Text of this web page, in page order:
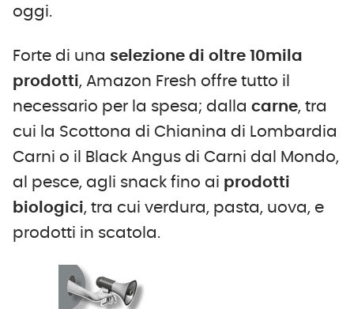
oggi.
Forte di una selezione di oltre 10mila
prodotti, Amazon Fresh offre tutto il
necessario per la spesa; dalla carne, tra
cui la Scottona di Chianina di Lombardia
Carni o il Black Angus di Carni dal Mondo,
al pesce, agli snack fino ai prodotti
biologici, tra cui verdura, pasta, uova, e
prodotti in scatola.